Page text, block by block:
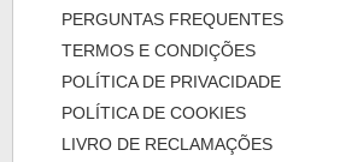
PERGUNTAS FREQUENTES
TERMOS E CONDIÇÕES
POLÍTICA DE PRIVACIDADE
POLÍTICA DE COOKIES
LIVRO DE RECLAMAÇÕES